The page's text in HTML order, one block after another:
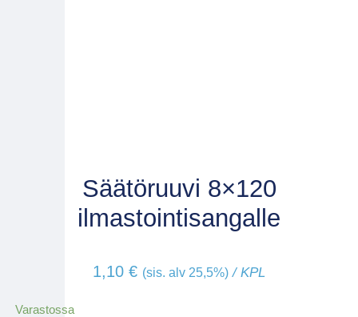
Säätöruuvi 8×120
ilmastointisangalle
1,10 € (sis. alv 25,5%) / KPL
Varastossa